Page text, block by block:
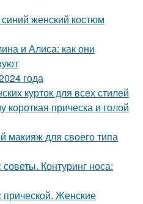
женский костюм
и Алиса: как они
года
курток для всех стилей
короткая прическа и голой
макияж для своего типа
Контуринг носа:
прической. Женские